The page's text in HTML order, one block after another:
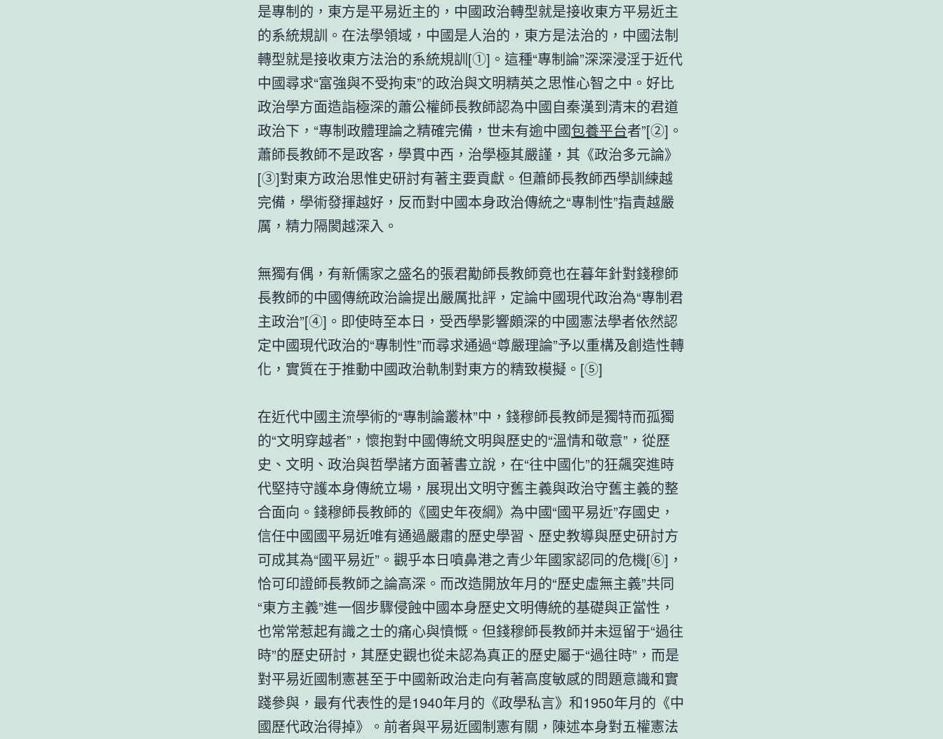
是專制的，東方是平易近主的，中國政治轉型就是接收東方平易近主
的系統規訓。在法學領域，中國是人治的，東方是法治的，中國法制
轉型就是接收東方法治的系統規訓[①]。這種“專制論”深深浸淫于近代
中國尋求“富強與不受拘束”的政治與文明精英之思惟心智之中。好比
政治學方面造詣極深的蕭公權師長教師認為中國自秦漢到清末的君道
政治下，“專制政體理論之精確完備，世未有逾中國包養平台者”[②]。
蕭師長教師不是政客，學貫中西，治學極其嚴謹，其《政治多元論》
[③]對東方政治思惟史研討有著主要貢獻。但蕭師長教師西學訓練越
完備，學術發揮越好，反而對中國本身政治傳統之“專制性”指責越嚴
厲，精力隔閡越深入。
無獨有偶，有新儒家之盛名的張君勱師長教師竟也在暮年針對錢穆師
長教師的中國傳統政治論提出嚴厲批評，定論中國現代政治為“專制君
主政治”[④]。即使時至本日，受西學影響頗深的中國憲法學者依然認
定中國現代政治的“專制性”而尋求通過“尊嚴理論”予以重構及創造性轉
化，實質在于推動中國政治軌制對東方的精致模擬。[⑤]
在近代中國主流學術的“專制論叢林”中，錢穆師長教師是獨特而孤獨
的“文明穿越者”，懷抱對中國傳統文明與歷史的“溫情和敬意”，從歷
史、文明、政治與哲學諸方面著書立說，在“往中國化”的狂飆突進時
代堅持守護本身傳統立場，展現出文明守舊主義與政治守舊主義的整
合面向。錢穆師長教師的《國史年夜綱》為中國“國平易近”存國史，
信任中國國平易近唯有通過嚴肅的歷史學習、歷史教導與歷史研討方
可成其為“國平易近”。觀乎本日噴鼻港之青少年國家認同的危機[⑥]，
恰可印證師長教師之論高深。而改造開放年月的“歷史虛無主義”共同
“東方主義”進一個步驟侵蝕中國本身歷史文明傳統的基礎與正當性，
也常常惹起有識之士的痛心與憤慨。但錢穆師長教師并未逗留于“過往
時”的歷史研討，其歷史觀也從未認為真正的歷史屬于“過往時”，而是
對平易近國制憲甚至于中國新政治走向有著高度敏感的問題意識和實
踐參與，最有代表性的是1940年月的《政學私言》和1950年月的《中
國歷代政治得掉》。前者與平易近國制憲有關，陳述本身對五權憲法